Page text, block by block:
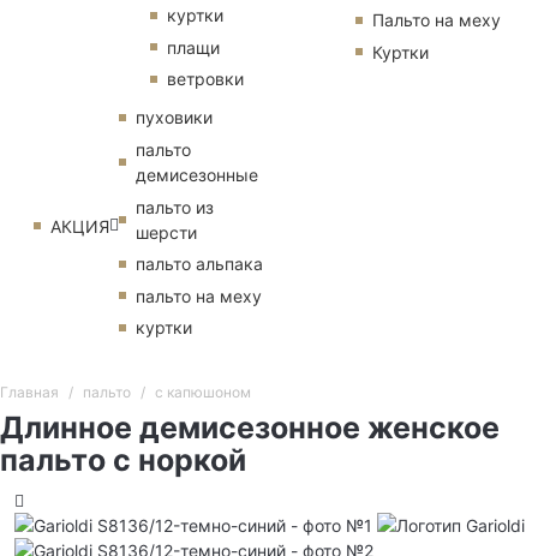
куртки
плащи
ветровки
АКЦИЯ
пуховики
пальто
демисезонные
пальто из
шерсти
пальто альпака
пальто на меху
куртки
Пальто на меху
Куртки
Главная пальто с капюшоном
Длинное демисезонное женское
пальто с норкой